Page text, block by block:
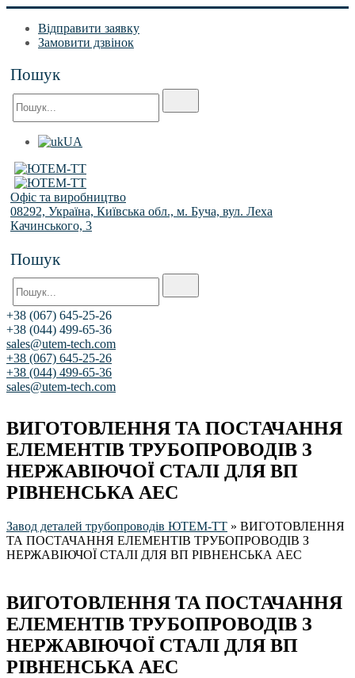
Відправити заявку
Замовити дзвінок
Пошук
UA
Офіс та виробництво
08292, Україна, Київська обл., м. Буча, вул. Леха
Качинського, 3
Пошук
+38 (067) 645-25-26
+38 (044) 499-65-36
sales@utem-tech.com
+38 (067) 645-25-26
+38 (044) 499-65-36
sales@utem-tech.com
ВИГОТОВЛЕННЯ ТА ПОСТАЧАННЯ
ЕЛЕМЕНТІВ ТРУБОПРОВОДІВ З
НЕРЖАВІЮЧОЇ СТАЛІ ДЛЯ ВП
РІВНЕНСЬКА АЕС
Завод деталей трубопроводів ЮТЕМ-ТТ » ВИГОТОВЛЕННЯ
ТА ПОСТАЧАННЯ ЕЛЕМЕНТІВ ТРУБОПРОВОДІВ З
НЕРЖАВІЮЧОЇ СТАЛІ ДЛЯ ВП РІВНЕНСЬКА АЕС
ВИГОТОВЛЕННЯ ТА ПОСТАЧАННЯ
ЕЛЕМЕНТІВ ТРУБОПРОВОДІВ З
НЕРЖАВІЮЧОЇ СТАЛІ ДЛЯ ВП
РІВНЕНСЬКА АЕС